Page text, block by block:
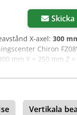
X-axel: 300
Chiron
mm Y = 250 mm Z
är nu borttagna.
är i drift och kan
uppstartsgaranti.
Vertikala